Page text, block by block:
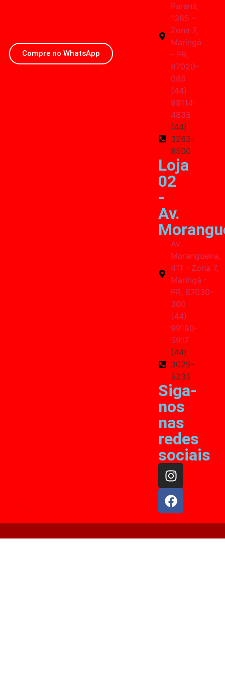
Compre no WhatsApp
Paraná,
1365 -
Zona 7,
Maringá
- PR,
87020-
085
(44)
99114-
4835
(44)
3263-
8500
Loja
02
-
Av.
Av.
Morangueira,
411 - Zona 7,
Maringá -
PR, 87030-
300
(44)
99180-
5917
(44)
3029-
5235
Siga-
nos
nas
redes
sociais